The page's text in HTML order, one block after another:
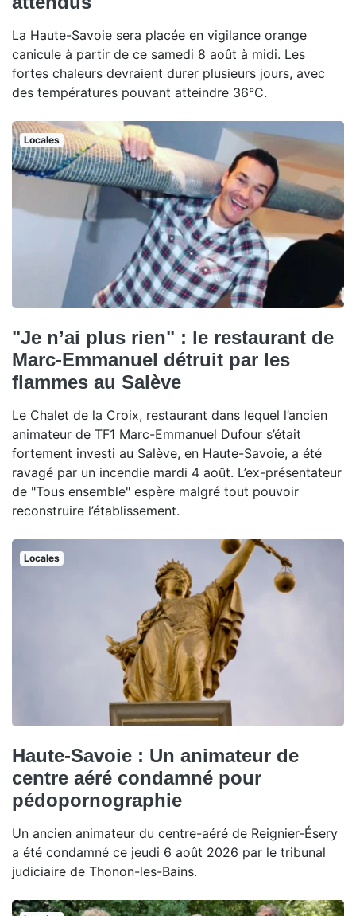
La Haute-Savoie sera placée en vigilance orange
canicule à partir de ce samedi 8 août à midi. Les
fortes chaleurs devraient durer plusieurs jours, avec
des températures pouvant atteindre 36°C.
Locales
"Je n’ai plus rien" : le restaurant de
Marc-Emmanuel détruit par les
flammes au Salève
Le Chalet de la Croix, restaurant dans lequel l’ancien
animateur de TF1 Marc-Emmanuel Dufour s’était
fortement investi au Salève, en Haute-Savoie, a été
ravagé par un incendie mardi 4 août. L’ex-présentateur
de "Tous ensemble" espère malgré tout pouvoir
reconstruire l’établissement.
Locales
Haute-Savoie : Un animateur de
centre aéré condamné pour
pédopornographie
Un ancien animateur du centre-aéré de Reignier-Ésery
a été condamné ce jeudi 6 août 2026 par le tribunal
judiciaire de Thonon-les-Bains.